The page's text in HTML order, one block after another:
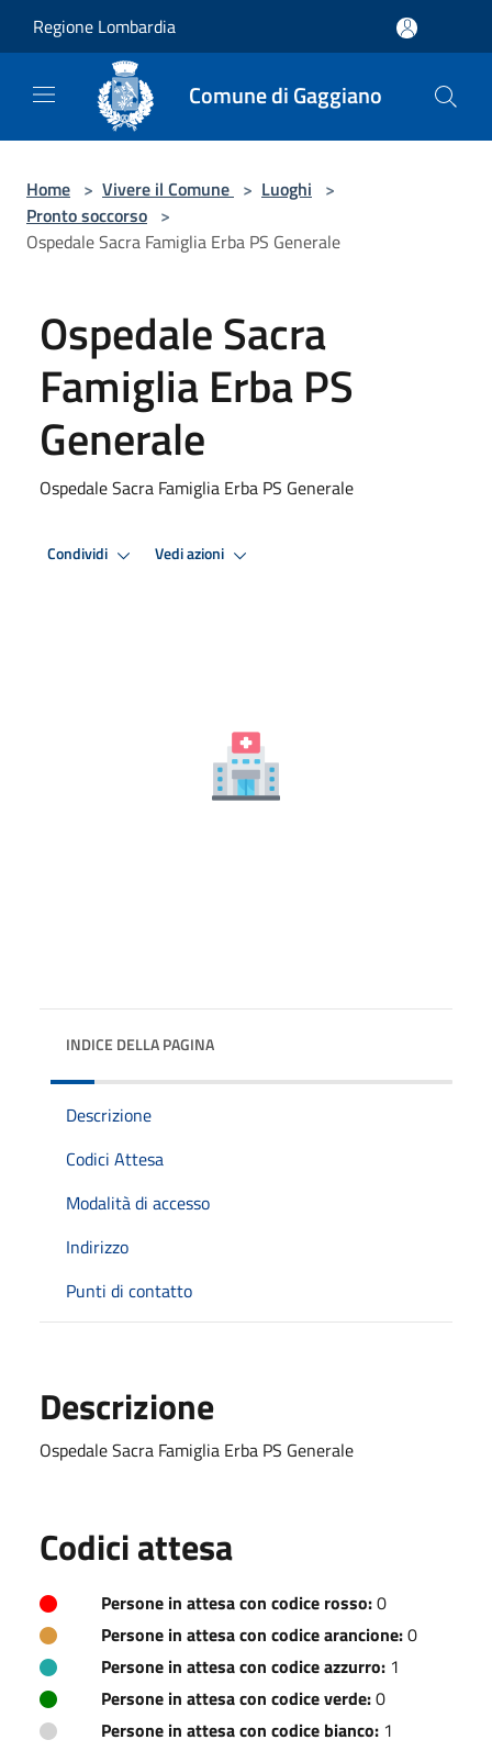
Regione Lombardia
Comune di Gaggiano
Home > Vivere il Comune > Luoghi >
Pronto soccorso >
Ospedale Sacra Famiglia Erba PS Generale
Ospedale Sacra
Famiglia Erba PS
Generale
Ospedale Sacra Famiglia Erba PS Generale
Condividi Vedi azioni
INDICE DELLA PAGINA
Descrizione
Codici Attesa
Modalità di accesso
Indirizzo
Punti di contatto
Descrizione
Ospedale Sacra Famiglia Erba PS Generale
Codici attesa
Persone in attesa con codice rosso:0
Persone in attesa con codice arancione:0
Persone in attesa con codice azzurro: 1
Persone in attesa con codice verde:0
Persone in attesa con codice bianco: 1